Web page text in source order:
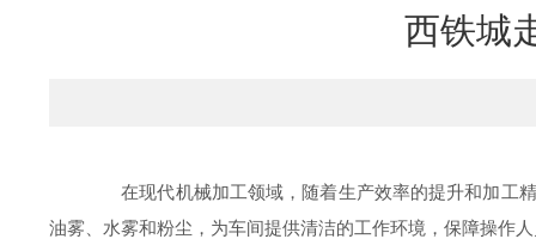
西铁城
在现代机械加工领域，随着生产效率的提升和加工
油雾、水雾和粉尘，为车间提供清洁的工作环境，保障操作